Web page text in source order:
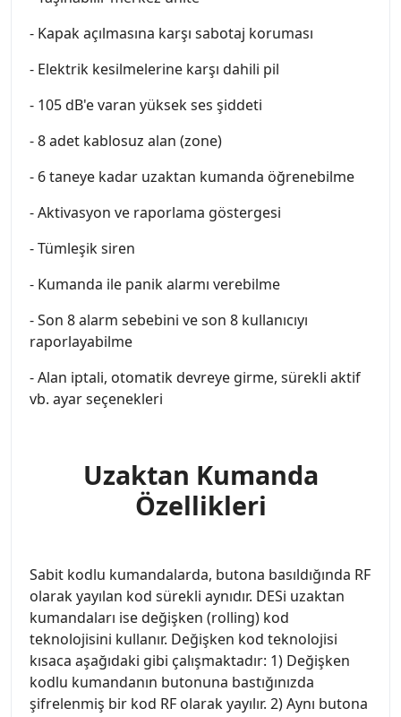
- Kapak açılmasına karşı sabotaj koruması
- Elektrik kesilmelerine karşı dahili pil
- 105 dB'e varan yüksek ses şiddeti
- 8 adet kablosuz alan (zone)
- 6 taneye kadar uzaktan kumanda öğrenebilme
- Aktivasyon ve raporlama göstergesi
- Tümleşik siren
- Kumanda ile panik alarmı verebilme
- Son 8 alarm sebebini ve son 8 kullanıcıyı
raporlayabilme
- Alan iptali, otomatik devreye girme, sürekli aktif
vb. ayar seçenekleri
Uzaktan Kumanda
Özellikleri
Sabit kodlu kumandalarda, butona basıldığında RF
olarak yayılan kod sürekli aynıdır. DESi uzaktan
kumandaları ise değişken (rolling) kod
teknolojisini kullanır. Değişken kod teknolojisi
kısaca aşağıdaki gibi çalışmaktadır: 1) Değişken
kodlu kumandanın butonuna bastığınızda
şifrelenmiş bir kod RF olarak yayılır. 2) Aynı butona